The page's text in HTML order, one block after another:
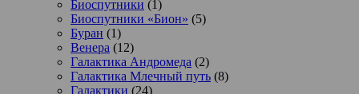
Биоспутники (1)
Биоспутники «Бион» (5)
Буран (1)
Венера (12)
Галактика Андромеда (2)
Галактика Млечный путь (8)
Галактики (24)